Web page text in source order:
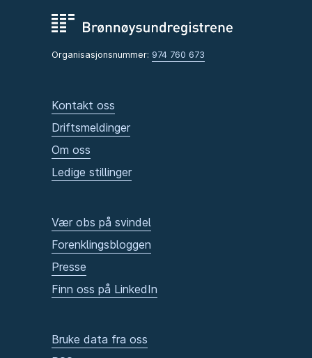
Organisasjonsnummer: 974 760 673
Kontakt oss
Driftsmeldinger
Om oss
Ledige stillinger
Vær obs på svindel
Forenklingsbloggen
Presse
Finn oss på LinkedIn
Bruke data fra oss